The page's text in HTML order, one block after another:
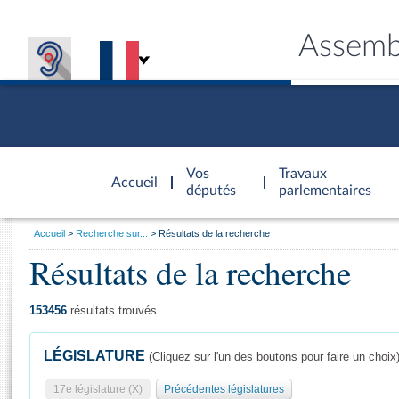
Accueil
d'accueil
Vos
députés
Travaux
parlementaires
Général
Vous
Accueil Recherche sur... Résultats de la recherche
Résultats de la recherche
153456 résultats trouvés
LÉGISLATURE (Cliquez sur l'un des boutons pour faire un choix)
17e législature (X) Précédentes législatures